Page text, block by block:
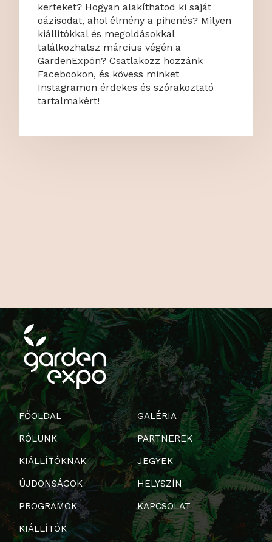
kerteket? Hogyan alakíthatod ki saját
oázisodat, ahol élmény a pihenés? Milyen
kiállítókkal és megoldásokkal
találkozhatsz március végén a
GardenExpón? Csatlakozz hozzánk
Facebookon, és kövess minket
Instagramon érdekes és szórakoztató
tartalmakért!
FŐOLDAL
RÓLUNK
KIÁLLÍTÓKNAK
ÚJDONSÁGOK
PROGRAMOK
KIÁLLÍTÓK
GALÉRIA
PARTNEREK
JEGYEK
HELYSZÍN
KAPCSOLAT